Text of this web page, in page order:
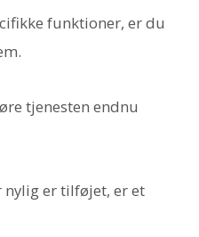
funktioner, er du
tjenesten endnu
nylig er tilføjet, er et